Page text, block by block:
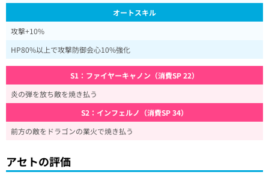
オートスキル
攻撃+10%
HP80%以上で攻撃防御会心10%強化
S1：ファイヤーキャノン（消費SP 22）
炎の弾を放ち敵を焼き払う
S2：インフェルノ（消費SP 34）
前方の敵をドラゴンの業火で焼き払う
アセトの評価